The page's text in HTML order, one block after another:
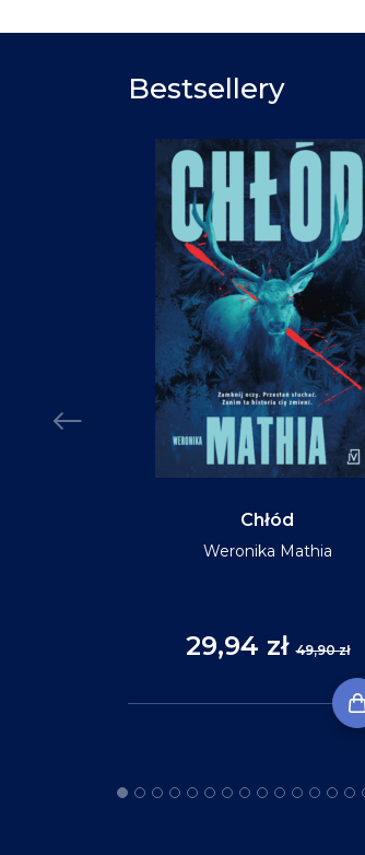
Bestsellery
Chłód
Weronika Mathia
29,94 zł49,90 zł